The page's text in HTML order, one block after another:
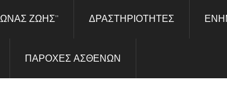
ΖΩΗΣ” ΔΡΑΣΤΗΡΙΟΤΗΤΕΣ
ΠΑΡΟΧΕΣ ΑΣΘΕΝΩΝ